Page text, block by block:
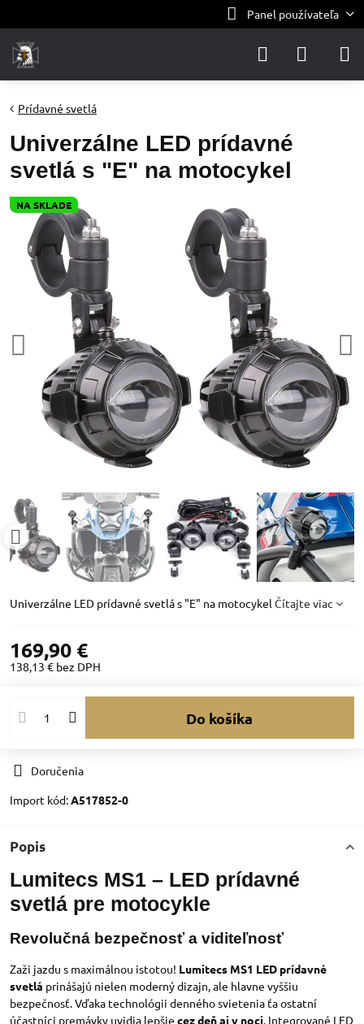
Panel používateľa
NA SKLADE
Prídavné svetlá
Univerzálne LED prídavné
svetlá s "E" na motocykel
Univerzálne LED prídavné svetlá s "E" na motocykel Čítajte viac
169,90 €
138,13 € bez DPH
Do košíka
Doručenia
Import kód:A517852-0
Popis
Lumitecs MS1 – LED prídavné
svetlá pre motocykle
Revolučná bezpečnosť a viditeľnosť
Zaži jazdu s maximálnou istotou! Lumitecs MS1 LED prídavné
svetlá prinášajú nielen moderný dizajn, ale hlavne vyššiu
bezpečnosť. Vďaka technológii denného svietenia ťa ostatní
účastníci premávky uvidia lepšie cez deň aj v noci. Integrované LED